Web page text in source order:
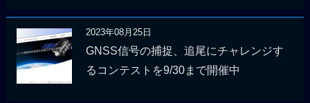
2023年08月25日
GNSS信号の捕捉、追尾にチャレンジす
るコンテストを9/30まで開催中